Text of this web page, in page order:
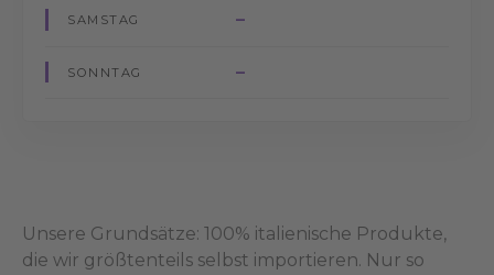
SAMSTAG –
SONNTAG –
Unsere Grundsätze: 100% italienische Produkte,
die wir größtenteils selbst importieren. Nur so